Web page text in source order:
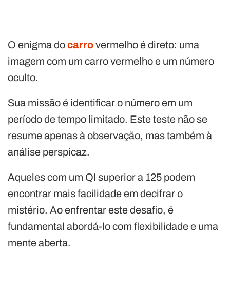
O enigma docarrovermelho é direto: uma
imagem com um carro vermelho e um número
oculto.
Sua missão é identificar o número em um
período de tempo limitado. Este teste não se
resume apenas à observação, mas também à
análise perspicaz.
Aqueles com um QI superior a 125 podem
encontrar mais facilidade em decifrar o
mistério. Ao enfrentar este desafio, é
fundamental abordá-lo com flexibilidade e uma
mente aberta.